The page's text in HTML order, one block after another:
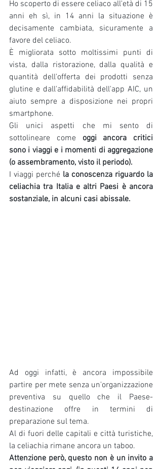
Ho scoperto di essere celiaco all'età di 15
anni eh sì, in 14 anni la situazione è
decisamente cambiata, sicuramente a
favore del celiaco.
È migliorata sotto moltissimi punti di
vista, dalla ristorazione, dalla qualità e
quantità dell'offerta dei prodotti senza
glutine e dall'affidabilità dell'app AIC, un
aiuto sempre a disposizione nei propri
smartphone.
Gli unici aspetti che mi sento di
sottolineare come oggi ancora critici
sono i viaggi e i momenti di aggregazione
(o assembramento, visto il periodo).
I viaggi perché la conoscenza riguardo la
celiachia tra Italia e altri Paesi è ancora
sostanziale, in alcuni casi abissale.
Ad oggi infatti, è ancora impossibile
partire per mete senza un'organizzazione
preventiva su quello che il Paese-
destinazione offre in termini di
preparazione sul tema.
Al di fuori delle capitali e città turistiche,
la celiachia rimane ancora un taboo.
Attenzione però, questo non è un invito a